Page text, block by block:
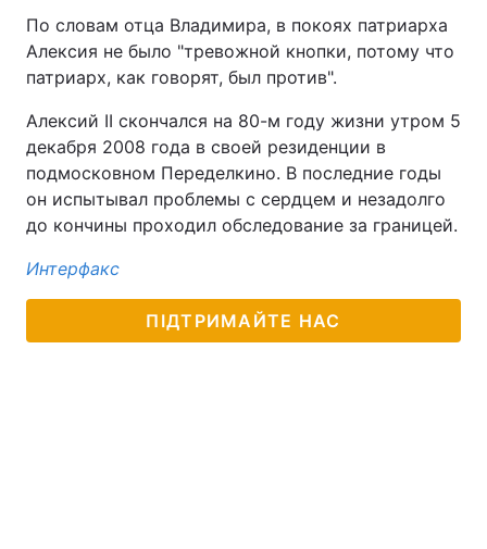
По словам отца Владимира, в покоях патриарха
Алексия не было "тревожной кнопки, потому что
патриарх, как говорят, был против".
Алексий II скончался на 80-м году жизни утром 5
декабря 2008 года в своей резиденции в
подмосковном Переделкино. В последние годы
он испытывал проблемы с сердцем и незадолго
до кончины проходил обследование за границей.
Интерфакс
ПІДТРИМАЙТЕ НАС